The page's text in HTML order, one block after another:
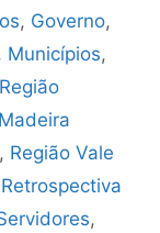
, Governo,
Municípios,
Região
, Região Vale
Retrospectiva
,